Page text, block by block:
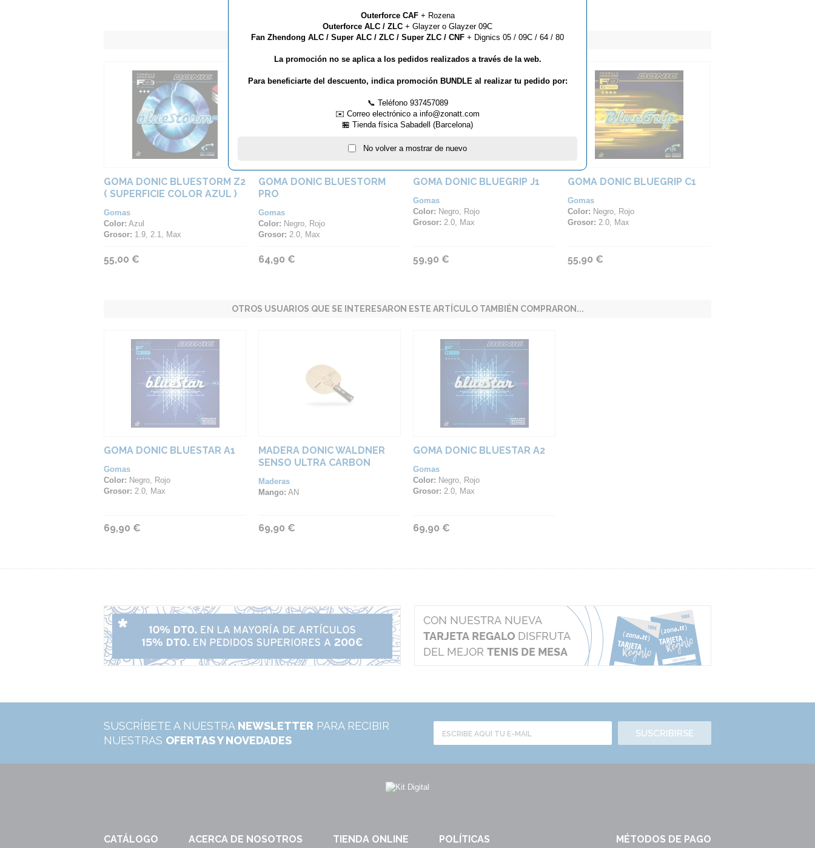
ARTÍCULOS QUE TE PUEDEN INTERESAR...
GOMA DONIC BLUESTORM Z2
( SUPERFICIE COLOR AZUL )
Gomas
Color: Azul
Grosor: 1.9, 2.1, Max
55,00 €
GOMA DONIC BLUESTORM
PRO
Gomas
Color: Negro, Rojo
Grosor: 2.0, Max
64,90 €
GOMA DONIC BLUEGRIP J1
Gomas
Color: Negro, Rojo
Grosor: 2.0, Max
59,90 €
GOMA DONIC BLUEGRIP C1
Gomas
Color: Negro, Rojo
Grosor: 2.0, Max
55,90 €
OTROS USUARIOS QUE SE INTERESARON ESTE ARTÍCULO TAMBIÉN COMPRARON...
GOMA DONIC BLUESTAR A1
Gomas
Color: Negro, Rojo
Grosor: 2.0, Max
69,90 €
MADERA DONIC WALDNER
SENSO ULTRA CARBON
Maderas
Mango: AN
69,90 €
GOMA DONIC BLUESTAR A2
Gomas
Color: Negro, Rojo
Grosor: 2.0, Max
69,90 €
SUSCRÍBETE A NUESTRA NEWSLETTER PARA RECIBIR
NUESTRAS OFERTAS Y NOVEDADES
SUSCRIBIRSE
CATÁLOGO ACERCA DE NOSOTROS TIENDA ONLINE POLÍTICAS MÉTODOS DE PAGO
Outerforce CAF+ Rozena
Outerforce ALC / ZLC + Glayzer o Glayzer 09C
Fan Zhendong ALC / Super ALC / ZLC / Super ZLC / CNF + Dignics 05 / 09C / 64 / 80
La promoción no se aplica a los pedidos realizados a través de la web.
Para beneficiarte del descuento, indica promoción BUNDLE al realizar tu pedido por:
📞 Teléfono 937457089
✉️ Correo electrónico a info@zonatt.com
🏪 Tienda física Sabadell (Barcelona)
No volver a mostrar de nuevo